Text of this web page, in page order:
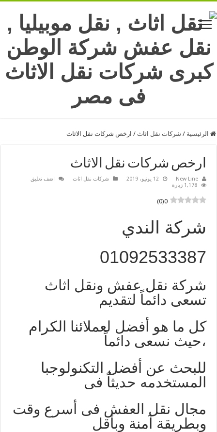
الرئيسية / شركات نقل اثاث / ارخص شركات نقل الاثاث
ارخص شركات نقل الاثاث
New Line 12 يونيو، 2019 شركات نقل اثاث
اضف تعليق
1,178 زيارة
0
(
0
)
شركة الندي
01092533387
شركة نقل عفش ونقل اثاث
تسعى دائماً لتقديم
كل ما هو أفضل لعملائنا الكرام
،حيث نسعى دائماً
للبحث عن أفضل التكنولوجبا
المستخدمه حديثاً فى
مجال نقل العفش فى أسرع وقت
وبطريقة آمنة وبأقل